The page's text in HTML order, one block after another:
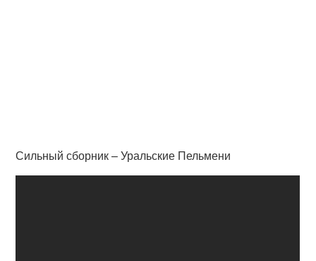
Сильный сборник – Уральские Пельмени